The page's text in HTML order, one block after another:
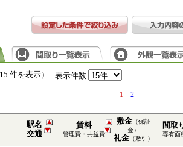
件を表示） 表示件数
1 2
駅名
交通
賃料
管理費・共益費
敷金 （保証
金）
礼金 （敷引）
間取
専有面